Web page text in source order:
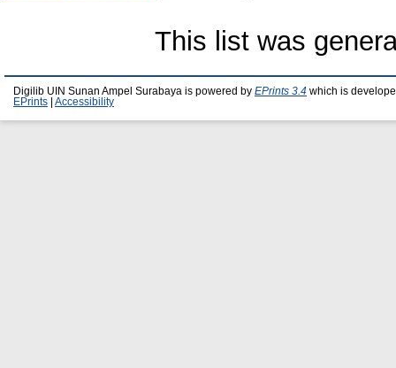
This list was
Digilib UIN Sunan Ampel Surabaya is powered by EPrints 3.4 which is
EPrints
Accessibility